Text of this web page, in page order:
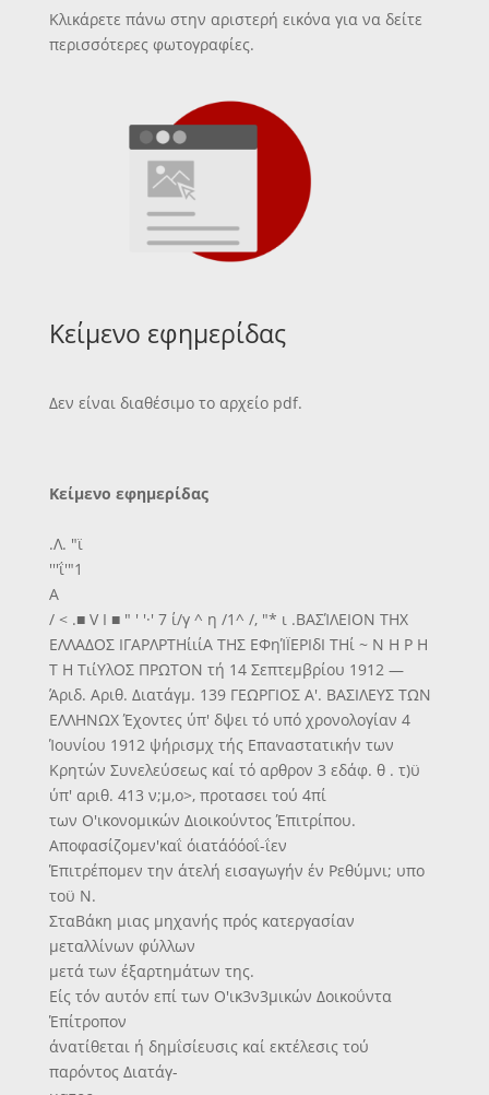
Κλικάρετε πάνω στην αριστερή εικόνα για να δείτε
περισσότερες φωτογραφίες.
Κείμενο εφημερίδας
Δεν είναι διαθέσιμο το αρχείο pdf.
Κείμενο εφημερίδας
.Λ. "ϊ
'''ΐ'"1
Α
/ < .■ V Ι ■ " ' '·' 7 ί/γ ^ η /1^ /, "* ι .ΒΑΣΊΛΕΙΟΝ ΤΗΧ
ΕΛΛΑΔΟΣ ΙΓΑΡΛΡΤΗίιίΑ ΤΗΣ ΕΦηΊΪΕΡΙδΙ ΤΗί ~ Ν Η Ρ Η
Τ Η ΤιίΥλΟΣ ΠΡΩΤΟΝ τή 14 Σεπτεμβρίου 1912 —
Άριδ. Αριθ. Διατάγμ. 139 ΓΕΩΡΓΙΟΣ Α'. ΒΑΣΙΛΕΥΣ ΤΩΝ
ΕΛΛΗΝΩΧ Έχοντες ύπ' δψει τό υπό χρονολογίαν 4
Ίουνίου 1912 ψήρισμχ τής Επαναστατικήν των
Κρητών Συνελεύσεως καί τό αρθρον 3 εδάφ. θ . τ)ϋ
ύπ' αριθ. 413 ν;μ,ο>, προτασει τού 4πί
των Ο'ικονομικών Διοικούντος Έπιτρίπου.
Αποφασίζομεν'καΐ όιατάόόοΐ-ΐεν
Έπιτρέπομεν την άτελή εισαγωγήν έν Ρεθύμνι; υπο
τοϋ Ν.
ΣταΒάκη μιας μηχανής πρός κατεργασίαν
μεταλλίνων φύλλων
μετά των έξαρτημάτων της.
Είς τόν αυτόν επί των Ο'ικ3ν3μικών Δοικοΰντα
Έπίτροπον
άνατίθεται ή δημΐσίευσις καί εκτέλεσις τού
παρόντος Διατάγ-